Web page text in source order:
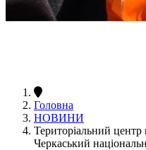
Головна
НОВИНИ
Територіальний центр
Черкаський